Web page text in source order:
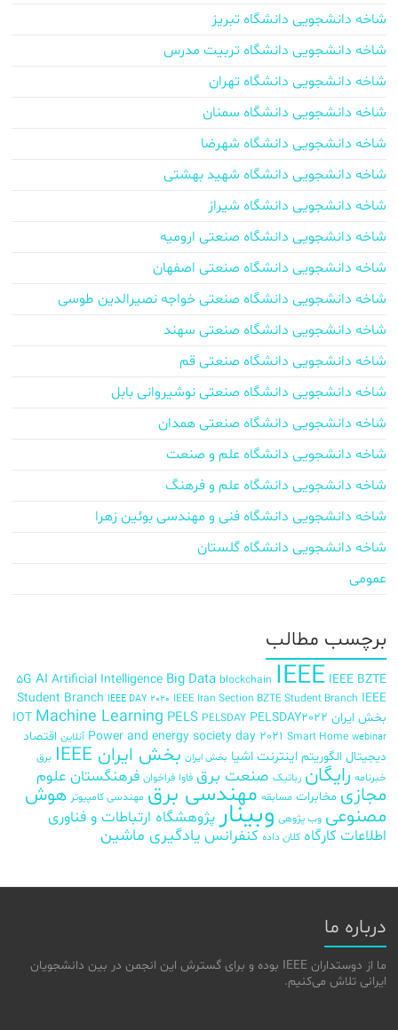
شاخه دانشجویی دانشگاه تبریز
شاخه دانشجویی دانشگاه تربیت مدرس
شاخه دانشجویی دانشگاه تهران
شاخه دانشجویی دانشگاه سمنان
شاخه دانشجویی دانشگاه شهرضا
شاخه دانشجویی دانشگاه شهید بهشتی
شاخه دانشجویی دانشگاه شیراز
شاخه دانشجویی دانشگاه صنعتی ارومیه
شاخه دانشجویی دانشگاه صنعتی اصفهان
شاخه دانشجویی دانشگاه صنعتی خواجه نصیرالدین طوسی
شاخه دانشجویی دانشگاه صنعتی سهند
شاخه دانشجویی دانشگاه صنعتی قم
شاخه دانشجویی دانشگاه صنعتی نوشیروانی بابل
شاخه دانشجویی دانشگاه صنعتی همدان
شاخه دانشجویی دانشگاه علم و صنعت
شاخه دانشجویی دانشگاه علم و فرهنگ
شاخه دانشجویی دانشگاه فنی و مهندسی بوئین زهرا
شاخه دانشجویی دانشگاه گلستان
عمومی
برچسب‌ مطالب
5G AI Artificial Intelligence Big Data blockchain IEEE IEEE BZTE
Student Branch IEEE DAY 2020 IEEE Iran Section BZTE Student Branch IEEE
بخش ایران
IOT Machine Learning PELS PELSDAY PELSDAY2022
Power and energy society day 2021 Smart Home webinar آنلاین اقتصاد
دیجیتال الگوریتم اینترنت اشیا بخش ایران بخش ایران IEEE
برق
خبرنامه رایگان رباتیک صنعت برق فاوا فراخوان فرهنگستان علوم
مجازی مخابرات مسابقه مهندسی برق مهندسی کامپیوتر هوش
مصنوعی وب پژوهی وبینارپژوهشگاه ارتباطات و فناوری
اطلاعات کارگاه کلان داده کنفرانس یادگیری ماشین
درباره ما
ما از دوستداران IEEE بوده و برای گسترش این انجمن در بین دانشجویان
ایرانی تلاش می‌کنیم.